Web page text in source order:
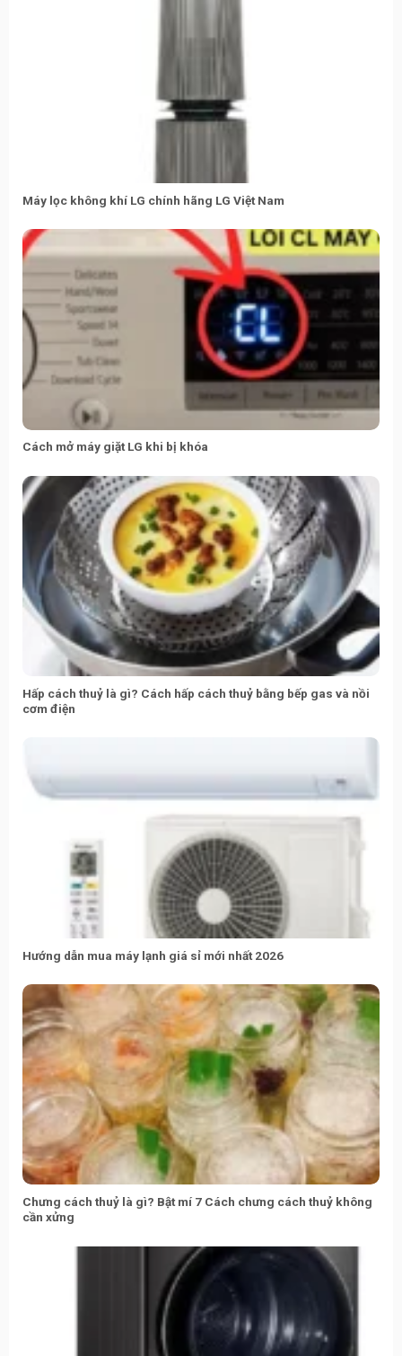
Máy lọc không khí LG chính hãng LG Việt Nam
Cách mở máy giặt LG khi bị khóa
Hấp cách thuỷ là gì? Cách hấp cách thuỷ bằng bếp gas và nồi
cơm điện
Hướng dẫn mua máy lạnh giá sỉ mới nhất 2026
Chưng cách thuỷ là gì? Bật mí 7 Cách chưng cách thuỷ không
cần xửng